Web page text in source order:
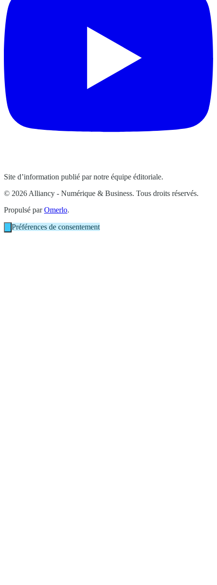
Site d’information publié par notre équipe éditoriale.
© 2026 Alliancy - Numérique & Business. Tous droits réservés.
Propulsé parOmerlo.
Préférences de consentement